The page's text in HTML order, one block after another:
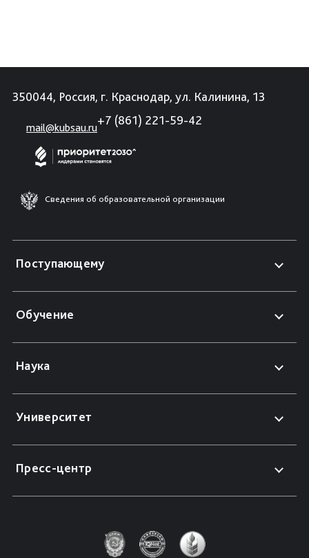
350044, Россия, г. Краснодар, ул. Калинина, 13
mail@kubsau.ru
+7 (861) 221-59-42
Сведения об образовательной организации
Поступающему
Обучение
Наука
Университет
Пресс-центр